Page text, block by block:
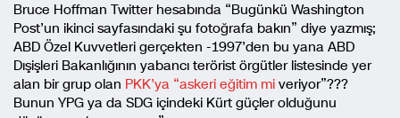
Bruce Hoffman Twitter hesabında “Bugünkü Washington
Post’un ikinci sayfasındaki şu fotoğrafa bakın” diye yazmış;
ABD Özel Kuvvetleri gerçekten -1997’den bu yana ABD
Dışişleri Bakanlığının yabancı terörist örgütler listesinde yer
alan bir grup olan PKK’ya “askeri eğitim mi veriyor”???
Bunun YPG ya da SDG içindeki Kürt güçler olduğunu